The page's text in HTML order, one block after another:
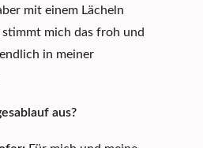
mit einem Lächeln
mich das froh und
in meiner
aus?